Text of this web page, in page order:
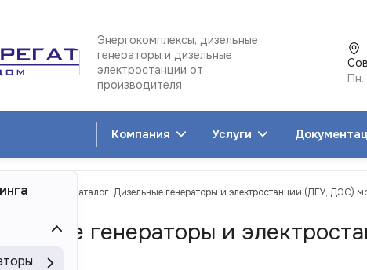
Энергокомплексы, дизельные
генераторы и дизельные
электростанции от
производителя
Компания Услуги
изделий Каталог. Дизельные генераторы и электростанции (ДГУ, ДЭС)
генераторы и